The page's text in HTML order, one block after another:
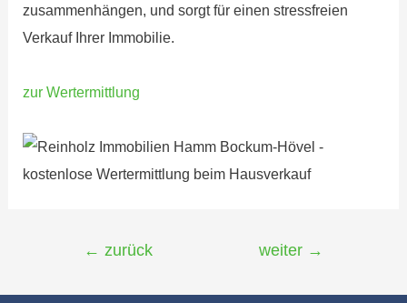
zusammenhängen, und sorgt für einen stressfreien
Verkauf Ihrer Immobilie.
zur Wertermittlung
Beitragsnavigation
← zurück weiter →